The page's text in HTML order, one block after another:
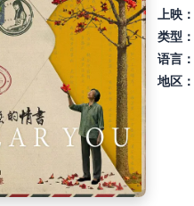
上映：
类型：
语言：
地区：